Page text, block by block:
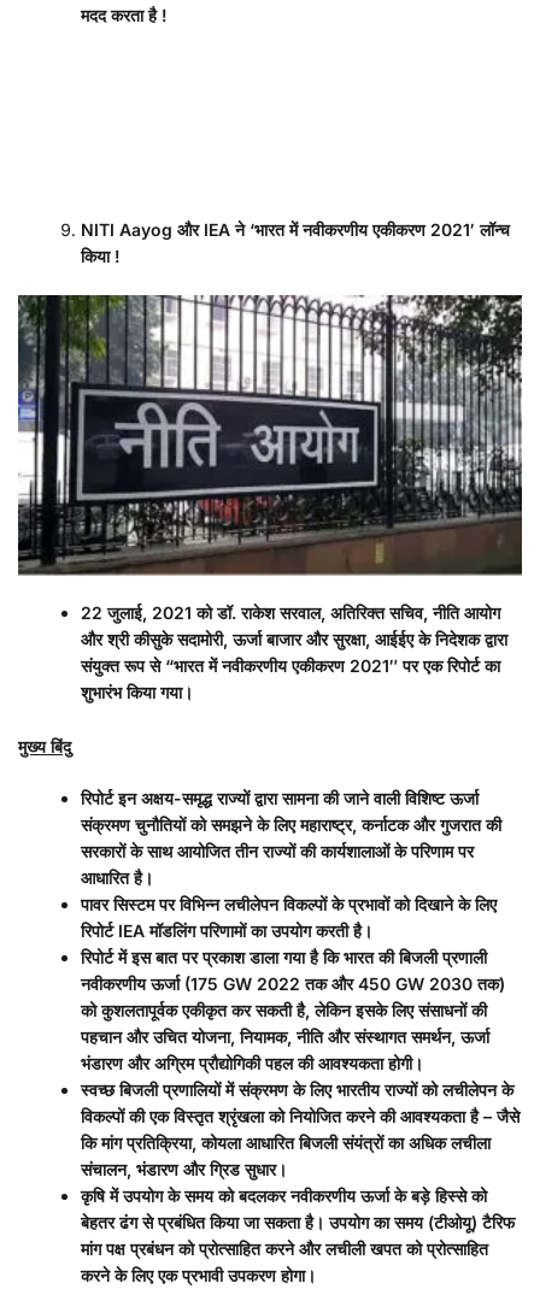
मदद करता है!
NITI Aayogऔर IEAने ‘भारत में नवीकरणीय एकीकरण 2021′लॉन्च
किया!
22 जुलाई, 2021 को डॉ. राकेश सरवाल,अतिरिक्त सचिव,नीति आयोग
और श्री कीसुके सदामोरी,ऊर्जा बाजार और सुरक्षा,आईईए के निदेशक द्वारा
संयुक्त रूप से “भारत में नवीकरणीय एकीकरण 2021″पर एक रिपोर्ट का
शुभारंभ किया गया।
मुख्य बिंदु
रिपोर्ट इन अक्षय-समृद्ध राज्यों द्वारा सामना की जाने वाली विशिष्ट ऊर्जा
संक्रमण चुनौतियों को समझने के लिए महाराष्ट्र,कर्नाटक और गुजरात की
सरकारों के साथ आयोजित तीन राज्यों की कार्यशालाओं के परिणाम पर
आधारित है।
पावर सिस्टम पर विभिन्न लचीलेपन विकल्पों के प्रभावों को दिखाने के लिए
रिपोर्ट IEAमॉडलिंग परिणामों का उपयोग करती है।
रिपोर्ट में इस बात पर प्रकाश डाला गया है कि भारत की बिजली प्रणाली
नवीकरणीय ऊर्जा (175 GW 2022 तक और450 GW 2030तक)
को कुशलतापूर्वक एकीकृत कर सकती है,लेकिन इसके लिए संसाधनों की
पहचान और उचित योजना,नियामक,नीति और संस्थागत समर्थन,ऊर्जा
भंडारण और अग्रिम प्रौद्योगिकी पहल की आवश्यकता होगी।
स्वच्छ बिजली प्रणालियों में संक्रमण के लिए भारतीय राज्यों को लचीलेपन के
विकल्पों की एक विस्तृत श्रृंखला को नियोजित करने की आवश्यकता है – जैसे
कि मांग प्रतिक्रिया,कोयला आधारित बिजली संयंत्रों का अधिक लचीला
संचालन,भंडारण और ग्रिड सुधार।
कृषि में उपयोग के समय को बदलकर नवीकरणीय ऊर्जा के बड़े हिस्से को
बेहतर ढंग से प्रबंधित किया जा सकता है। उपयोग का समय (टीओयू) टैरिफ
मांग पक्ष प्रबंधन को प्रोत्साहित करने और लचीली खपत को प्रोत्साहित
करने के लिए एक प्रभावी उपकरण होगा।